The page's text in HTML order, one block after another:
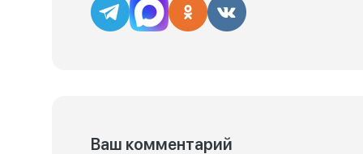
Ваш комментарий